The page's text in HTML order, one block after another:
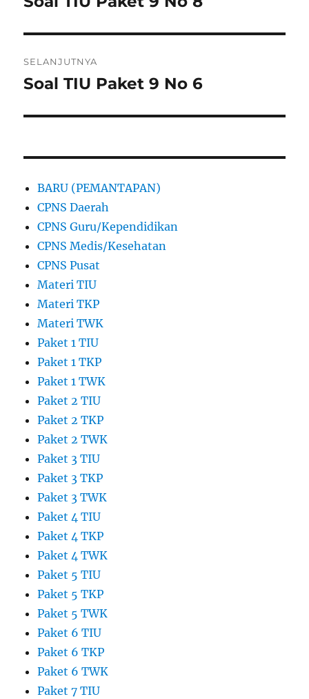
SELANJUTNYA
Pos
Soal TIU Paket 9 No 6
BARU (PEMANTAPAN)
CPNS Daerah
CPNS Guru/Kependidikan
CPNS Medis/Kesehatan
CPNS Pusat
Materi TIU
Materi TKP
Materi TWK
Paket 1 TIU
Paket 1 TKP
Paket 1 TWK
Paket 2 TIU
Paket 2 TKP
Paket 2 TWK
Paket 3 TIU
Paket 3 TKP
Paket 3 TWK
Paket 4 TIU
Paket 4 TKP
Paket 4 TWK
Paket 5 TIU
Paket 5 TKP
Paket 5 TWK
Paket 6 TIU
Paket 6 TKP
Paket 6 TWK
Paket 7 TIU